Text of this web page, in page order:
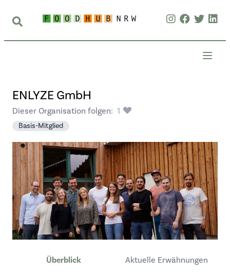
ENLYZE GmbH
Dieser Organisation folgen: 1
Basis-Mitglied
Überblick Aktuelle Erwähnungen